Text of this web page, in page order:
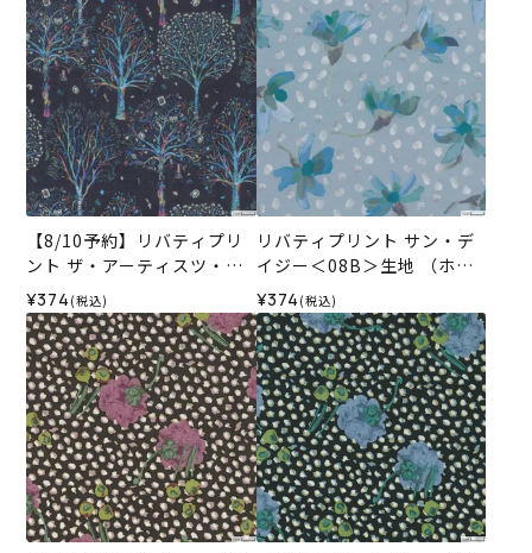
【8/10予約】リバティプリ
ント ザ・アーティスツ・ツ
リー＜14N＞生地 （ホビー
ラホビーレオリジナル）202
6AW
¥374 (税込)
リバティプリント サン・デ
イジー＜08B＞生地 （ホビ
ーラホビーレオリジナル）2
026SS
¥374 (税込)